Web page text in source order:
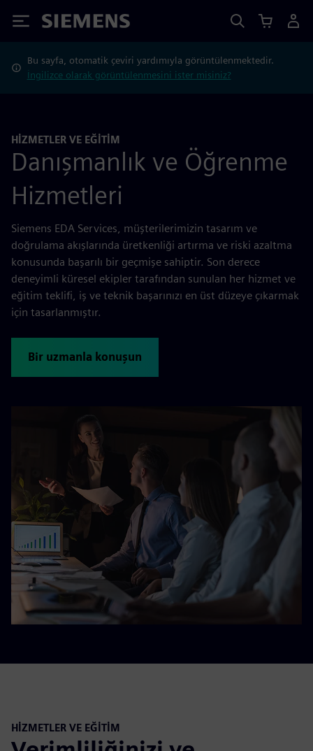
Siemens
Bu sayfa, otomatik çeviri yardımıyla görüntülenmektedir.
İngilizce olarak görüntülenmesini ister misiniz?
HIZMETLER VE EĞITIM
Danışmanlık ve Öğrenme
Hizmetleri
Siemens EDA Services, müşterilerimizin tasarım ve
doğrulama akışlarında üretkenliği artırma ve riski azaltma
konusunda başarılı bir geçmişe sahiptir. Son derece
deneyimli küresel ekipler tarafından sunulan her hizmet ve
eğitim teklifi, iş ve teknik başarınızı en üst düzeye çıkarmak
için tasarlanmıştır.
Bir uzmanla konuşun
HIZMETLER VE EĞITIM